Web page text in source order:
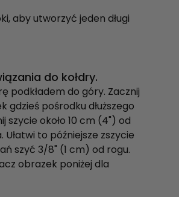
aby utworzyć jeden długi
do kołdry.
podkładem do góry. Zacznij
gdzieś pośrodku dłuższego
szycie około 10 cm (4") od
Ułatwi to późniejsze zszycie
szyć 3/8" (1 cm) od rogu.
obrazek poniżej dla